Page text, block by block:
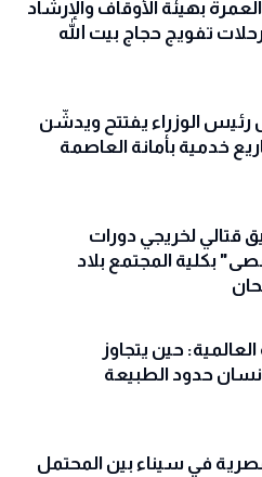
بهيئة الأوقاف والإرشاد
تفويج حجاج بيت الله
رئيس الوزراء يفتتح ويدشّن
خدمية بأمانة العاصمة
قتالي لخريجي دورات
بكلية المجتمع بلاد
العالمية: حين يتجاوز
حدود الطبيعة
في سيناء بين المحتمل